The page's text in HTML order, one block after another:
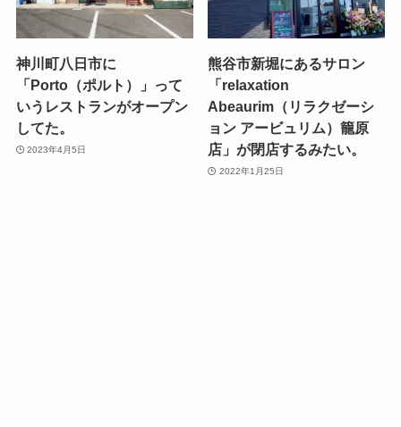
神川町八日市に
「Porto（ポルト）」って
いうレストランがオープン
してた。
2023年4月5日
熊谷市新堀にあるサロン
「relaxation
Abeaurim（リラクゼーシ
ョン アービュリム）籠原
店」が閉店するみたい。
2022年1月25日